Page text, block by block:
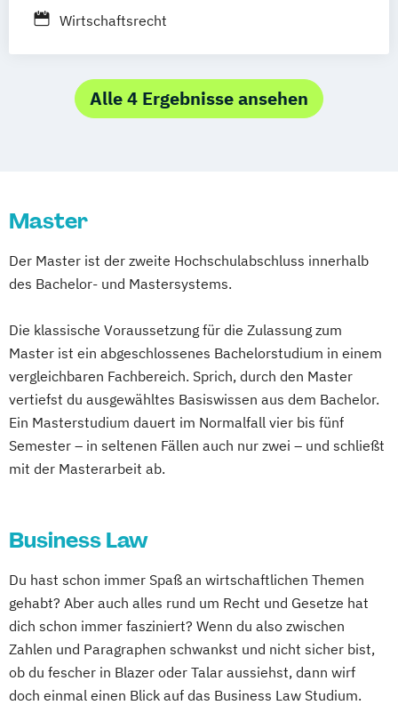
Process Management Consulting
Wirtschaftsrecht
Alle 4 Ergebnisse ansehen
Master
Der Master ist der zweite Hochschulabschluss innerhalb
des Bachelor- und Mastersystems.
Die klassische Voraussetzung für die Zulassung zum
Master ist ein abgeschlossenes Bachelorstudium in einem
vergleichbaren Fachbereich. Sprich, durch den Master
vertiefst du ausgewähltes Basiswissen aus dem Bachelor.
Ein Masterstudium dauert im Normalfall vier bis fünf
Semester – in seltenen Fällen auch nur zwei – und schließt
mit der Masterarbeit ab.
Business Law
Du hast schon immer Spaß an wirtschaftlichen Themen
gehabt? Aber auch alles rund um Recht und Gesetze hat
dich schon immer fasziniert? Wenn du also zwischen
Zahlen und Paragraphen schwankst und nicht sicher bist,
ob du fescher in Blazer oder Talar aussiehst, dann wirf
doch einmal einen Blick auf das Business Law Studium.